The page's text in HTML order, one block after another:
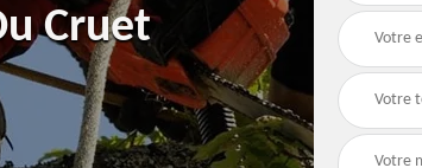
Cruet